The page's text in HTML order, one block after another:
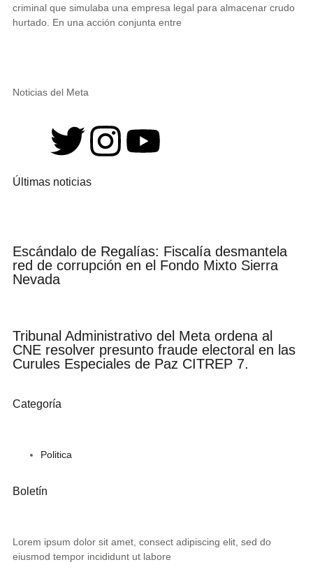
criminal que simulaba una empresa legal para almacenar crudo
hurtado. En una acción conjunta entre
Noticias del Meta
Últimas noticias
Escándalo de Regalías: Fiscalía desmantela
red de corrupción en el Fondo Mixto Sierra
Nevada
Tribunal Administrativo del Meta ordena al
CNE resolver presunto fraude electoral en las
Curules Especiales de Paz CITREP 7.
Categoría
Politica
Boletín
Lorem ipsum dolor sit amet, consect adipiscing elit, sed do
eiusmod tempor incididunt ut labore